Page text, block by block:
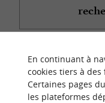
En continuant à
cookies tiers à des
Certaines pages
les plateformes